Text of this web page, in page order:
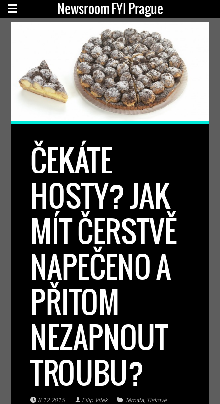
Newsroom FYI Prague
ČEKÁTE
HOSTY? JAK
MÍT ČERSTVĚ
NAPEČENO A
PŘITOM
NEZAPNOUT
TROUBU?
8.12.2015 Filip Vítek Témata, Tiskové